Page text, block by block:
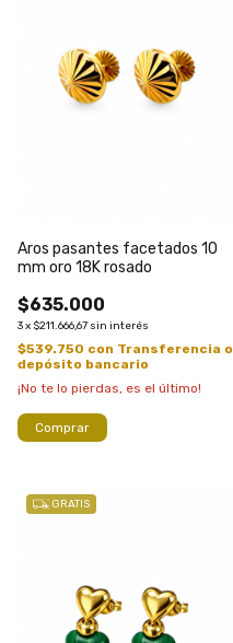
Aros pasantes facetados 10
mm oro 18K rosado
$635.000
3x $211.666,67 sin interés
$539.750 con Transferencia o
depósito bancario
¡No te lo pierdas, es el último!
Comprar
GRATIS